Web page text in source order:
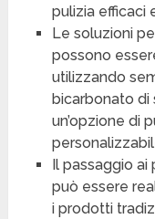
pulizia efficaci
Le soluzioni
possono
utilizzando
bicarbonato di
un’opzione di
Il passaggio
può essere
i prodotti